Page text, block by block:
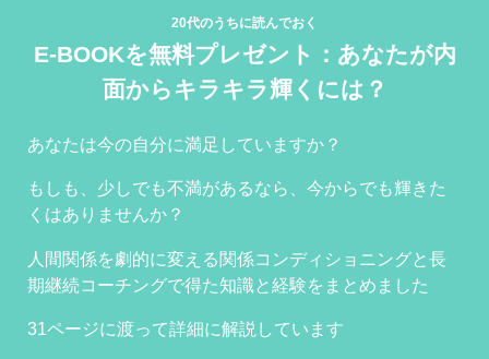
20代のうちに読んでおく
E-BOOKを無料プレゼント：あなたが内
面からキラキラ輝くには？
あなたは今の自分に満足していますか？
もしも、少しでも不満があるなら、今からでも輝きた
くはありませんか？
人間関係を劇的に変える関係コンディショニングと長
期継続コーチングで得た知識と経験をまとめました
31ページに渡って詳細に解説しています